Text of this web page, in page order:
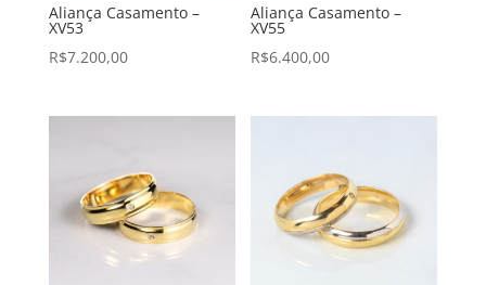
Aliança Casamento –
XV53
R$7.200,00
Aliança Casamento –
XV55
R$6.400,00